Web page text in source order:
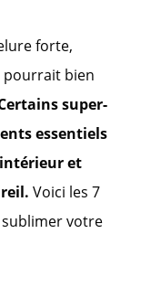
forte,
pourrait bien
super-
essentiels
et
Voici les 7
votre